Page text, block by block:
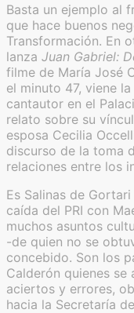
Basta un ejemplo al
que hace buenos
Transformación. En
lanza Juan Gabriel:
filme de María José
el minuto 47, viene
cantautor en el
relato sobre su
esposa Cecilia
discurso de la toma
relaciones entre los
Es Salinas de
caída del PRI con
muchos asuntos
-de quien no se
concebido. Son los
Calderón quienes
aciertos y errores,
hacia la Secretaría